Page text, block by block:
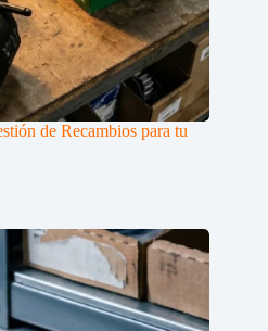
de Recambios para tu